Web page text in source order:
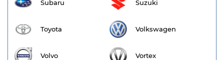
Subaru Suzuki
Toyota Volkswagen
Volvo Vortex